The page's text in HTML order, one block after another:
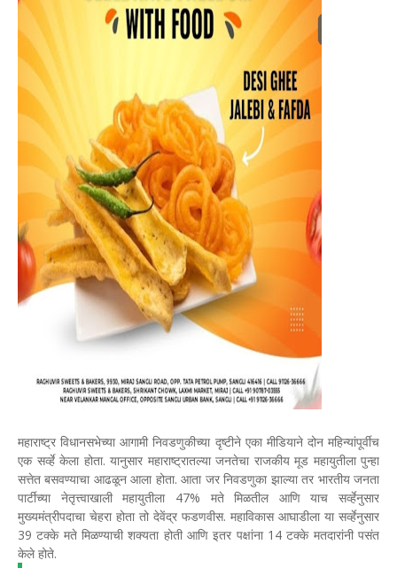
महाराष्ट्र विधानसभेच्या आगामी निवडणुकीच्या दृष्टीने एका मीडियाने दोन महिन्यांपूर्वीच
एक सर्व्हे केला होता. यानुसार महाराष्ट्रातल्या जनतेचा राजकीय मूड महायुतीला पुन्हा
सत्तेत बसवण्याचा आढळून आला होता. आता जर निवडणुका झाल्या तर भारतीय जनता
पार्टीच्या नेतृत्त्वाखाली महायुतीला 47% मते मिळतील आणि याच सर्व्हेनुसार
मुख्यमंत्रीपदाचा चेहरा होता तो देवेंद्र फडणवीस. महाविकास आघाडीला या सर्व्हेनुसार
39 टक्के मते मिळण्याची शक्यता होती आणि इतर पक्षांना 14 टक्के मतदारांनी पसंत
केले होते.